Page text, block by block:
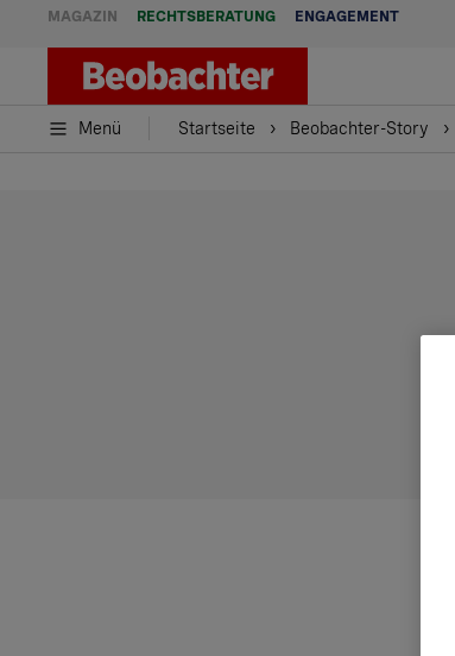
MAGAZIN RECHTSBERATUNG ENGAGEMENT
Menü Startseite Beobachter-Story